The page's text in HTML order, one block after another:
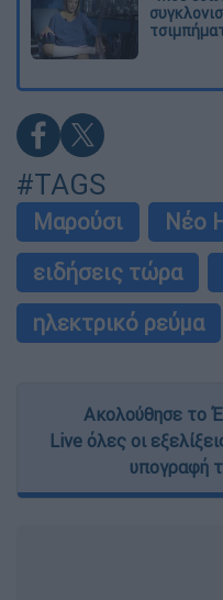
#TAGS
Μαρούσι
Νέο
ειδήσεις τώρα
ηλεκτρικό ρεύμα
Ακολούθησε το
Live όλες οι
υπογραφή